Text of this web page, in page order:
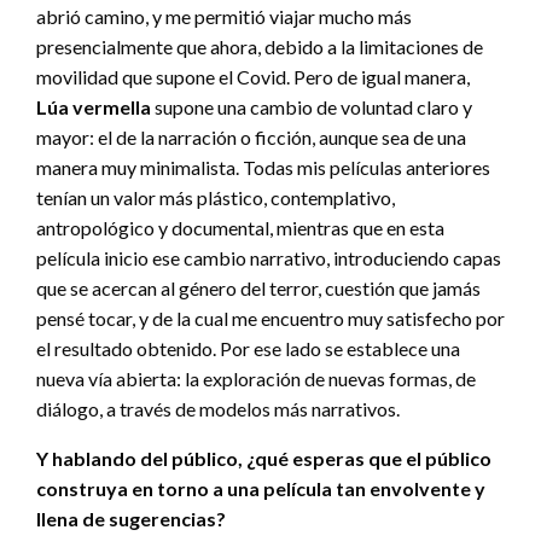
abrió camino, y me permitió viajar mucho más
presencialmente que ahora, debido a la limitaciones de
movilidad que supone el Covid. Pero de igual manera,
Lúa vermella supone una cambio de voluntad claro y
mayor: el de la narración o ficción, aunque sea de una
manera muy minimalista. Todas mis películas anteriores
tenían un valor más plástico, contemplativo,
antropológico y documental, mientras que en esta
película inicio ese cambio narrativo, introduciendo capas
que se acercan al género del terror, cuestión que jamás
pensé tocar, y de la cual me encuentro muy satisfecho por
el resultado obtenido. Por ese lado se establece una
nueva vía abierta: la exploración de nuevas formas, de
diálogo, a través de modelos más narrativos.
Y hablando del público, ¿qué esperas que el público
construya en torno a una película tan envolvente y
llena de sugerencias?